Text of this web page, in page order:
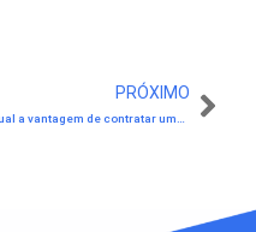
PRÓXIMO